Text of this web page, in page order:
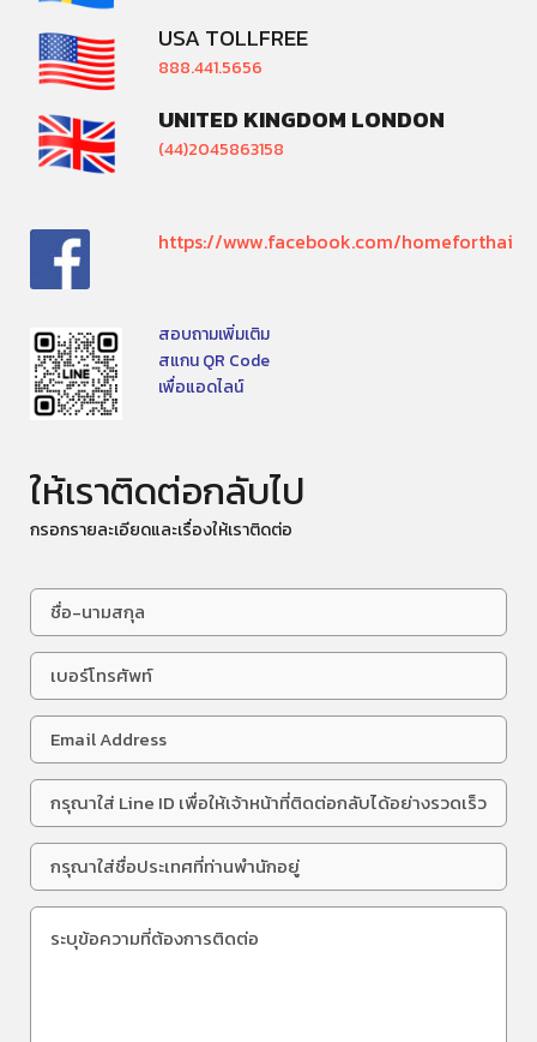
USA TOLLFREE
888.441.5656
UNITED KINGDOM LONDON
(44)2045863158
https://www.facebook.com/homeforthai
สอบถามเพิ่มเติม
สแกน QR Code
เพื่อแอดไลน์
ให้เราติดต่อกลับไป
กรอกรายละเอียดและเรื่องให้เราติดต่อ